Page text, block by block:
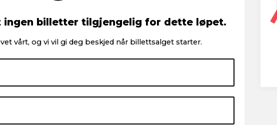
ingen billetter tilgjengelig for dette løpet.
vårt, og vi vil gi deg beskjed når billettsalget starter.